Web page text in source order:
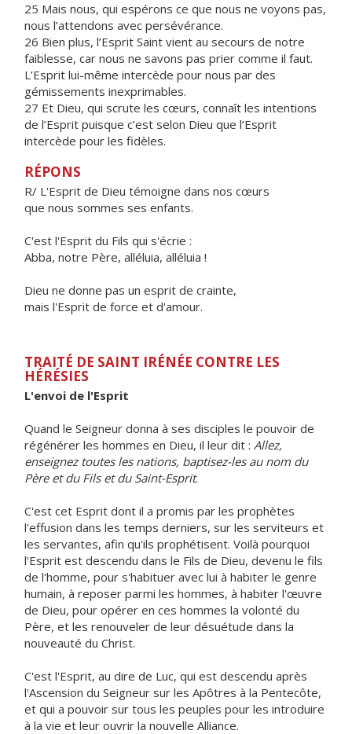
25 Mais nous, qui espérons ce que nous ne voyons pas,
nous l’attendons avec persévérance.
26 Bien plus, l’Esprit Saint vient au secours de notre
faiblesse, car nous ne savons pas prier comme il faut.
L’Esprit lui-même intercède pour nous par des
gémissements inexprimables.
27 Et Dieu, qui scrute les cœurs, connaît les intentions
de l’Esprit puisque c’est selon Dieu que l’Esprit
intercède pour les fidèles.
RÉPONS
R/ L'Esprit de Dieu témoigne dans nos cœurs
que nous sommes ses enfants.
C'est l'Esprit du Fils qui s'écrie :
Abba, notre Père, alléluia, alléluia !
Dieu ne donne pas un esprit de crainte,
mais l'Esprit de force et d'amour.
TRAITÉ DE SAINT IRÉNÉE CONTRE LES
HÉRÉSIES
L'envoi de l'Esprit
Quand le Seigneur donna à ses disciples le pouvoir de
régénérer les hommes en Dieu, il leur dit : Allez,
enseignez toutes les nations, baptisez-les au nom du
Père et du Fils et du Saint-Esprit.
C'est cet Esprit dont il a promis par les prophètes
l'effusion dans les temps derniers, sur les serviteurs et
les servantes, afin qu'ils prophétisent. Voilà pourquoi
l'Esprit est descendu dans le Fils de Dieu, devenu le fils
de l'homme, pour s'habituer avec lui à habiter le genre
humain, à reposer parmi les hommes, à habiter l'œuvre
de Dieu, pour opérer en ces hommes la volonté du
Père, et les renouveler de leur désuétude dans la
nouveauté du Christ.
C'est l'Esprit, au dire de Luc, qui est descendu après
l'Ascension du Seigneur sur les Apôtres à la Pentecôte,
et qui a pouvoir sur tous les peuples pour les introduire
à la vie et leur ouvrir la nouvelle Alliance.